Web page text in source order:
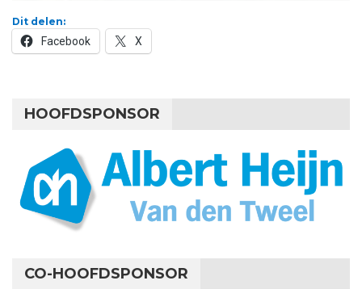
Dit delen:
Facebook X
HOOFDSPONSOR
CO-HOOFDSPONSOR